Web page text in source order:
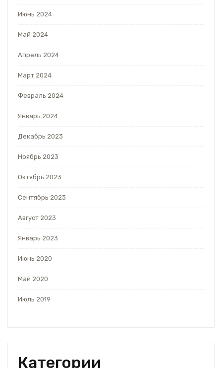
Июнь 2024
Май 2024
Апрель 2024
Март 2024
Февраль 2024
Январь 2024
Декабрь 2023
Ноябрь 2023
Октябрь 2023
Сентябрь 2023
Август 2023
Январь 2023
Июнь 2020
Май 2020
Июль 2019
Категории